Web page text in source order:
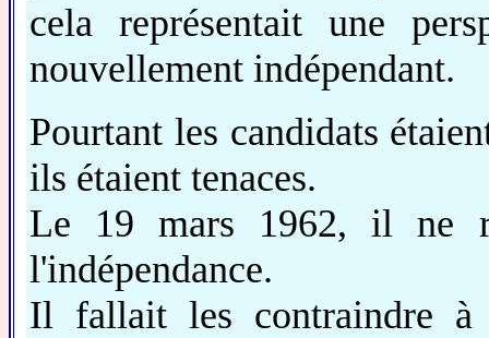
cela représentait une
nouvellement indépendant.
Pourtant les candidats
ils étaient tenaces.
Le 19 mars 1962, il ne
l'indépendance.
Il fallait les contraindre à